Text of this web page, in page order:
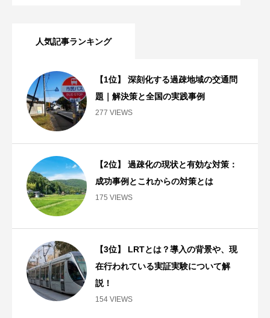
人気記事ランキング
【1位】 深刻化する過疎地域の交通問
題｜解決策と全国の実践事例
277 VIEWS
【2位】 過疎化の現状と有効な対策：
成功事例とこれからの対策とは
175 VIEWS
【3位】 LRTとは？導入の背景や、現
在行われている実証実験について解
説！
154 VIEWS